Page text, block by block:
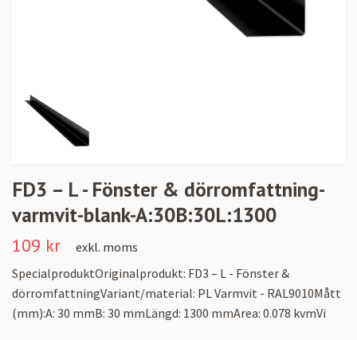
FD3 – L - Fönster & dörromfattning-
varmvit-blank-A:30B:30L:1300
109 kr
exkl. moms
SpecialproduktOriginalprodukt: FD3 – L - Fönster &
dörromfattningVariant/material: PL Varmvit - RAL9010Mått
(mm):A: 30 mmB: 30 mmLängd: 1300 mmArea: 0.078 kvmVi